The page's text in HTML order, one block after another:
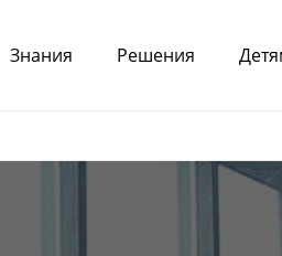
Знания Решения